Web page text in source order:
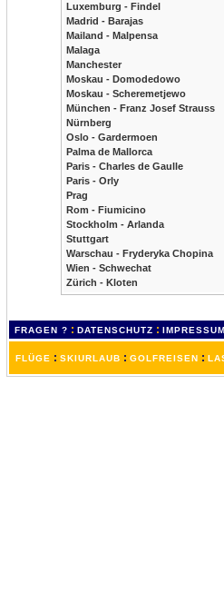
Luxemburg - Findel
Madrid - Barajas
Mailand - Malpensa
Malaga
Manchester
Moskau - Domodedowo
Moskau - Scheremetjewo
München - Franz Josef Strauss
Nürnberg
Oslo - Gardermoen
Palma de Mallorca
Paris - Charles de Gaulle
Paris - Orly
Prag
Rom - Fiumicino
Stockholm - Arlanda
Stuttgart
Warschau - Fryderyka Chopina
Wien - Schwechat
Zürich - Kloten
FRAGEN ? : DATENSCHUTZ : IMPRESSUM
FLÜGE : SKIURLAUB : GOLFREISEN :